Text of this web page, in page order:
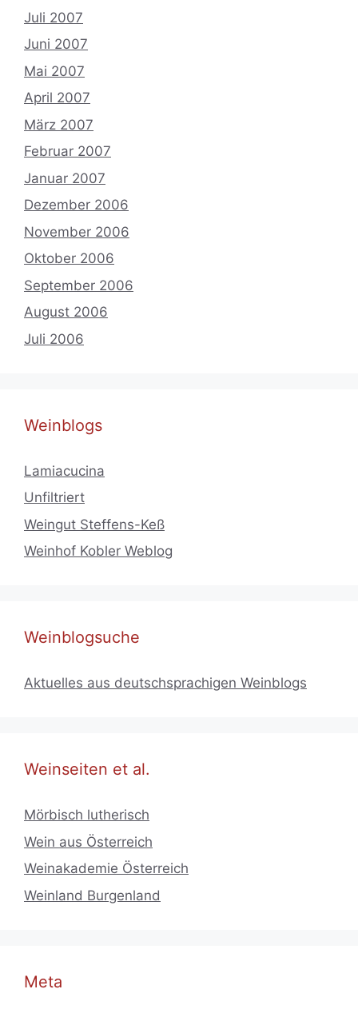
Juli 2007
Juni 2007
Mai 2007
April 2007
März 2007
Februar 2007
Januar 2007
Dezember 2006
November 2006
Oktober 2006
September 2006
August 2006
Juli 2006
Weinblogs
Lamiacucina
Unfiltriert
Weingut Steffens-Keß
Weinhof Kobler Weblog
Weinblogsuche
Aktuelles aus deutschsprachigen Weinblogs
Weinseiten et al.
Mörbisch lutherisch
Wein aus Österreich
Weinakademie Österreich
Weinland Burgenland
Meta